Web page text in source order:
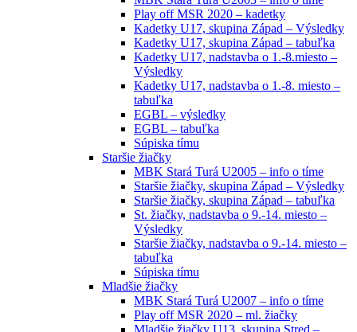
Play off MSR 2020 – kadetky
Kadetky U17, skupina Západ – Výsledky
Kadetky U17, skupina Západ – tabuľka
Kadetky U17, nadstavba o 1.-8.miesto –
Výsledky
Kadetky U17, nadstavba o 1.-8. miesto –
tabuľka
EGBL – výsledky
EGBL – tabuľka
Súpiska tímu
Staršie žiačky
MBK Stará Turá U2005 – info o tíme
Staršie žiačky, skupina Západ – Výsledky
Staršie žiačky, skupina Západ – tabuľka
St. žiačky, nadstavba o 9.-14. miesto –
Výsledky
Staršie žiačky, nadstavba o 9.-14. miesto –
tabuľka
Súpiska tímu
Mladšie žiačky
MBK Stará Turá U2007 – info o tíme
Play off MSR 2020 – ml. žiačky
Mladšie žiačky U13, skupina Stred –